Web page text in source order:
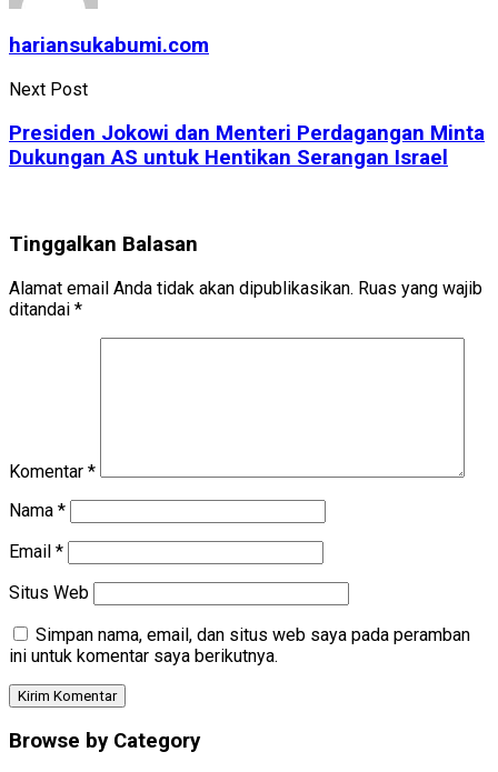
hariansukabumi.com
Next Post
Presiden Jokowi dan Menteri Perdagangan Minta
Dukungan AS untuk Hentikan Serangan Israel
Tinggalkan Balasan
Alamat email Anda tidak akan dipublikasikan. Ruas yang wajib
ditandai *
Komentar *
Nama *
Email *
Situs Web
Simpan nama, email, dan situs web saya pada peramban
ini untuk komentar saya berikutnya.
Browse by Category